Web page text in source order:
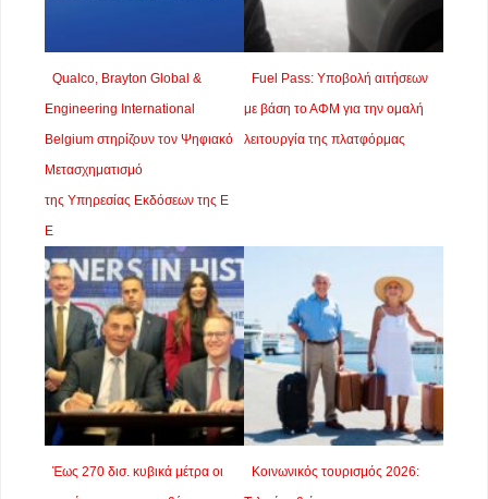
Qualco, Brayton Global &
Engineering International
Belgium στηρίζουν τον Ψηφιακό
Μετασχηματισμό
της Υπηρεσίας Εκδόσεων της Ε
Ε
Fuel Pass: Υποβολή αιτήσεων
με βάση το ΑΦΜ για την ομαλή
λειτουργία της πλατφόρμας
Έως 270 δισ. κυβικά μέτρα οι
Κοινωνικός τουρισμός 2026: